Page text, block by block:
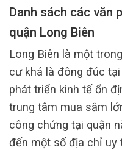
Danh sách các văn
quận Long Biên
Long Biên là một
cư khá là đông đúc
phát triển kinh tế ổn
trung tâm mua sắm
công chứng tại quận
đến một số địa chỉ uy